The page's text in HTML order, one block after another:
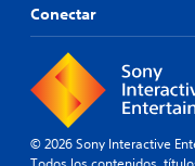
Conectar
© 2026 Sony Interactive